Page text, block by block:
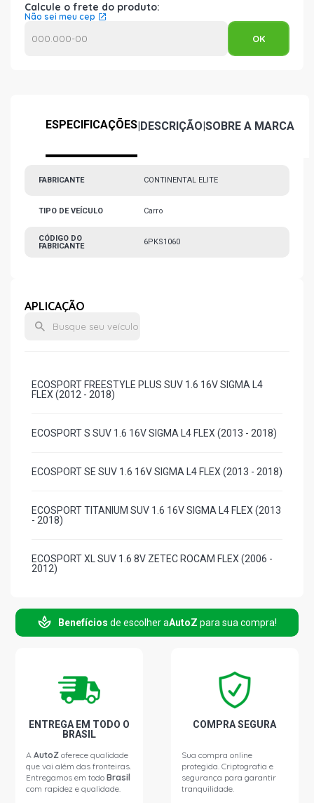
Calcule o frete do produto:
Não sei meu cep
ESPECIFICAÇÕES|DESCRIÇÃO|SOBRE A MARCA
FABRICANTE CONTINENTAL ELITE
TIPO DE VEÍCULO Carro
CÓDIGO DO
FABRICANTE
6PKS1060
APLICAÇÃO
ECOSPORT FREESTYLE PLUS SUV 1.6 16V SIGMA L4
FLEX (2012 - 2018)
ECOSPORT S SUV 1.6 16V SIGMA L4 FLEX (2013 - 2018)
ECOSPORT SE SUV 1.6 16V SIGMA L4 FLEX (2013 - 2018)
ECOSPORT TITANIUM SUV 1.6 16V SIGMA L4 FLEX (2013
- 2018)
ECOSPORT XL SUV 1.6 8V ZETEC ROCAM FLEX (2006 -
2012)
FIESTA SEDAN SE SEDAN 1.6 16V SIGMA L4 FLEX (2011 -
2015)
FOCUS HATCH S HATCH 1.6 16V SIGMA L4 FLEX (2013 -
FOCUS HATCH SE HATCH 1.6 16V SIGMA L4 FLEX (2013 -
2019)
Benefícios de escolher aAutoZ para sua compra!
ENTREGA EM TODO O
BRASIL
AAutoZ oferece qualidade
que vai além das fronteiras.
Entregamos em todoBrasil
com rapidez e qualidade.
COMPRA SEGURA
Sua compra online
protegida. Criptografia e
segurança para garantir
tranquilidade.